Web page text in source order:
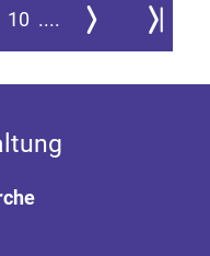
10 .... Zur nächsten Seite
Zur